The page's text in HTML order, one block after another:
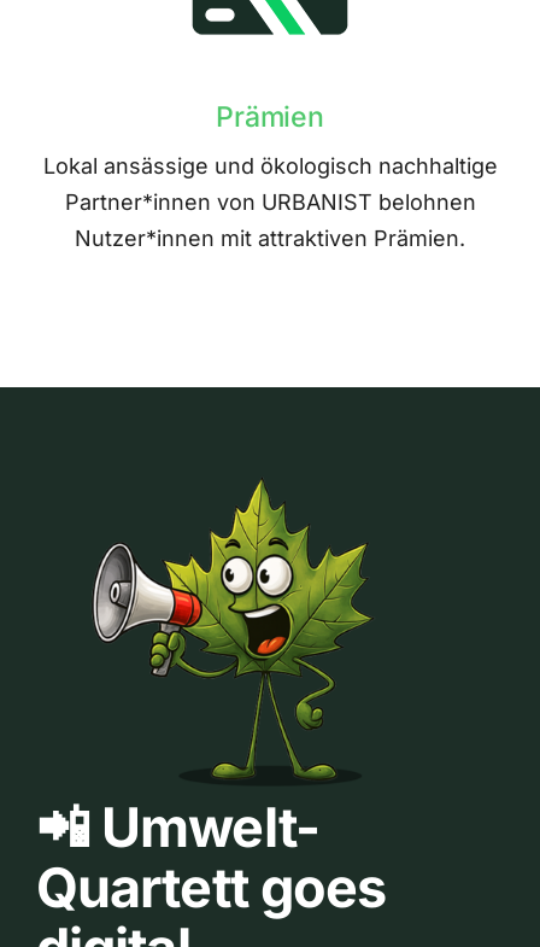
Prämien
Lokal ansässige und ökologisch nachhaltige
Partner*innen von URBANIST belohnen
Nutzer*innen mit attraktiven Prämien.
📲 Umwelt-
Quartett goes